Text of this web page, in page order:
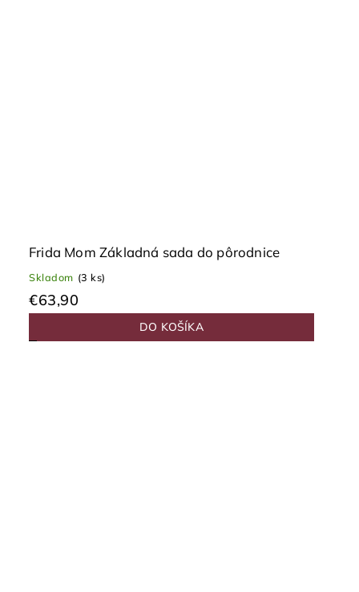
Frida Mom Základná sada do pôrodnice
Skladom (3 ks)
€63,90
DO KOŠÍKA